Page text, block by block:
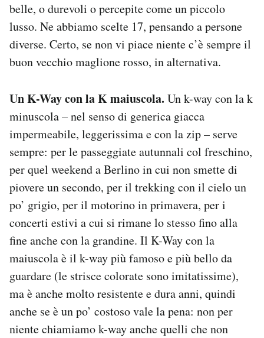
Regala il Post
Hai bisogno di aiuto?
Esci
belle, o durevoli o percepite come un piccolo
lusso. Ne abbiamo scelte 17, pensando a persone
diverse. Certo, se non vi piace niente c’è sempre il
buon vecchio maglione rosso, in alternativa.
Un K-Way con la K maiuscola. Un k-way con la k
minuscola – nel senso di generica giacca
impermeabile, leggerissima e con la zip – serve
sempre: per le passeggiate autunnali col freschino,
per quel weekend a Berlino in cui non smette di
piovere un secondo, per il trekking con il cielo un
po’ grigio, per il motorino in primavera, per i
concerti estivi a cui si rimane lo stesso fino alla
fine anche con la grandine. Il K-Way con la
maiuscola è il k-way più famoso e più bello da
guardare (le strisce colorate sono imitatissime),
ma è anche molto resistente e dura anni, quindi
anche se è un po’ costoso vale la pena: non per
niente chiamiamo k-way anche quelli che non